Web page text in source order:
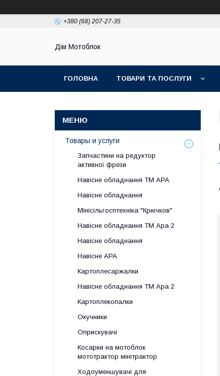
+380 (68) 207-27-35
Дім Мотоблок
ГОЛОВНА ТОВАРИ ТА ПОСЛУГИ
Товары и услуги
Запчастини на редуктор
активної фрези
Навісне обладнання ТМ АРА
Навісне обладнання
Мінісільгосптехніка "Крючков"
Навісне обладнання ТМ Ара 2
Навісне обладнання
Навісне АРА
Картоплесаржалки
Навісне обладнання ТМ Ара 2
Картоплекопалки
Окучники
Оприскувачі
Косарки на мотоблок
мототрактор мінітрактор
Ходоуменшувачі для